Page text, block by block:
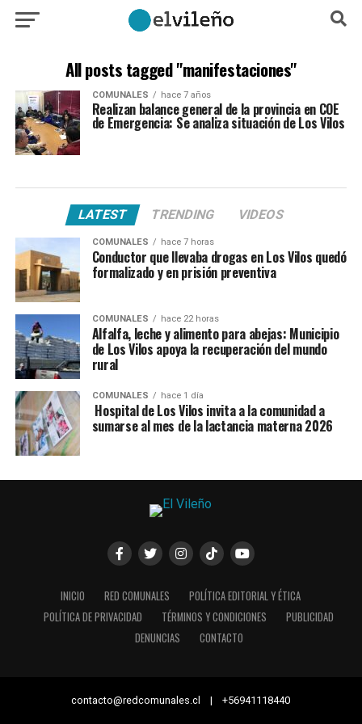
All posts tagged "manifestaciones"
COMUNALES hace 7 años
Realizan balance general de la provincia en COE
de Emergencia: Se analiza situación de Los Vilos
LATEST TRENDING VIDEOS
COMUNALES hace 7 horas
Conductor que llevaba drogas en Los Vilos quedó
formalizado y en prisión preventiva
COMUNALES hace 22 horas
Alfalfa, leche y alimento para abejas: Municipio
de Los Vilos apoya la recuperación del mundo
rural
COMUNALES hace 1 día
Hospital de Los Vilos invita a la comunidad a
sumarse al mes de la lactancia materna 2026
INICIO RED COMUNALES
POLÍTICA EDITORIAL Y ÉTICA
POLÍTICA DE PRIVACIDAD
TÉRMINOS Y CONDICIONES
PUBLICIDAD
DENUNCIAS
CONTACTO
contacto@redcomunales.cl | +56941118440